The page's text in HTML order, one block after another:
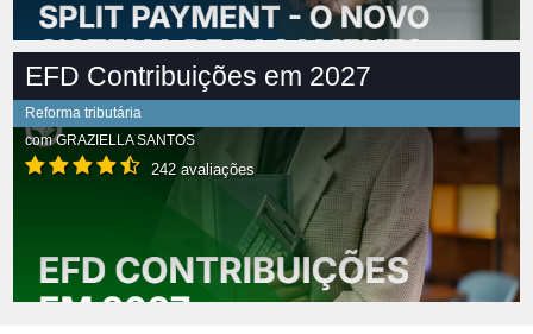
EFD Contribuições em 2027
Reforma tributária
comGRAZIELLA SANTOS
242 avaliações